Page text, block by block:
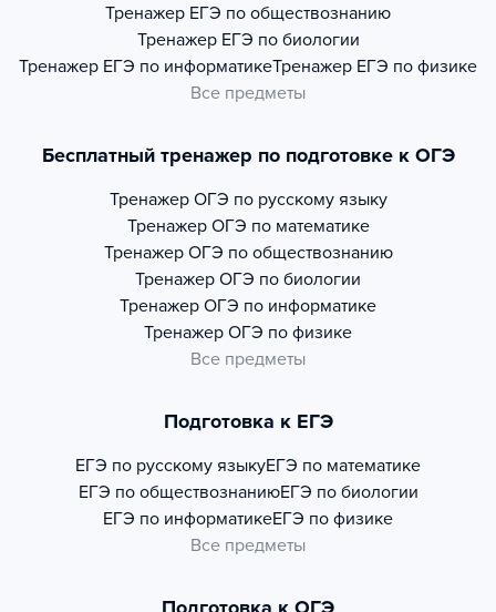
Тренажер ЕГЭ по обществознанию
Тренажер ЕГЭ по биологии
Тренажер ЕГЭ по информатикеТренажер ЕГЭ по физике
Все предметы
Бесплатный тренажер по подготовке к ОГЭ
Тренажер ОГЭ по русскому языку
Тренажер ОГЭ по математике
Тренажер ОГЭ по обществознанию
Тренажер ОГЭ по биологии
Тренажер ОГЭ по информатике
Тренажер ОГЭ по физике
Все предметы
Подготовка к ЕГЭ
ЕГЭ по русскому языкуЕГЭ по математике
ЕГЭ по обществознаниюЕГЭ по биологии
ЕГЭ по информатикеЕГЭ по физике
Все предметы